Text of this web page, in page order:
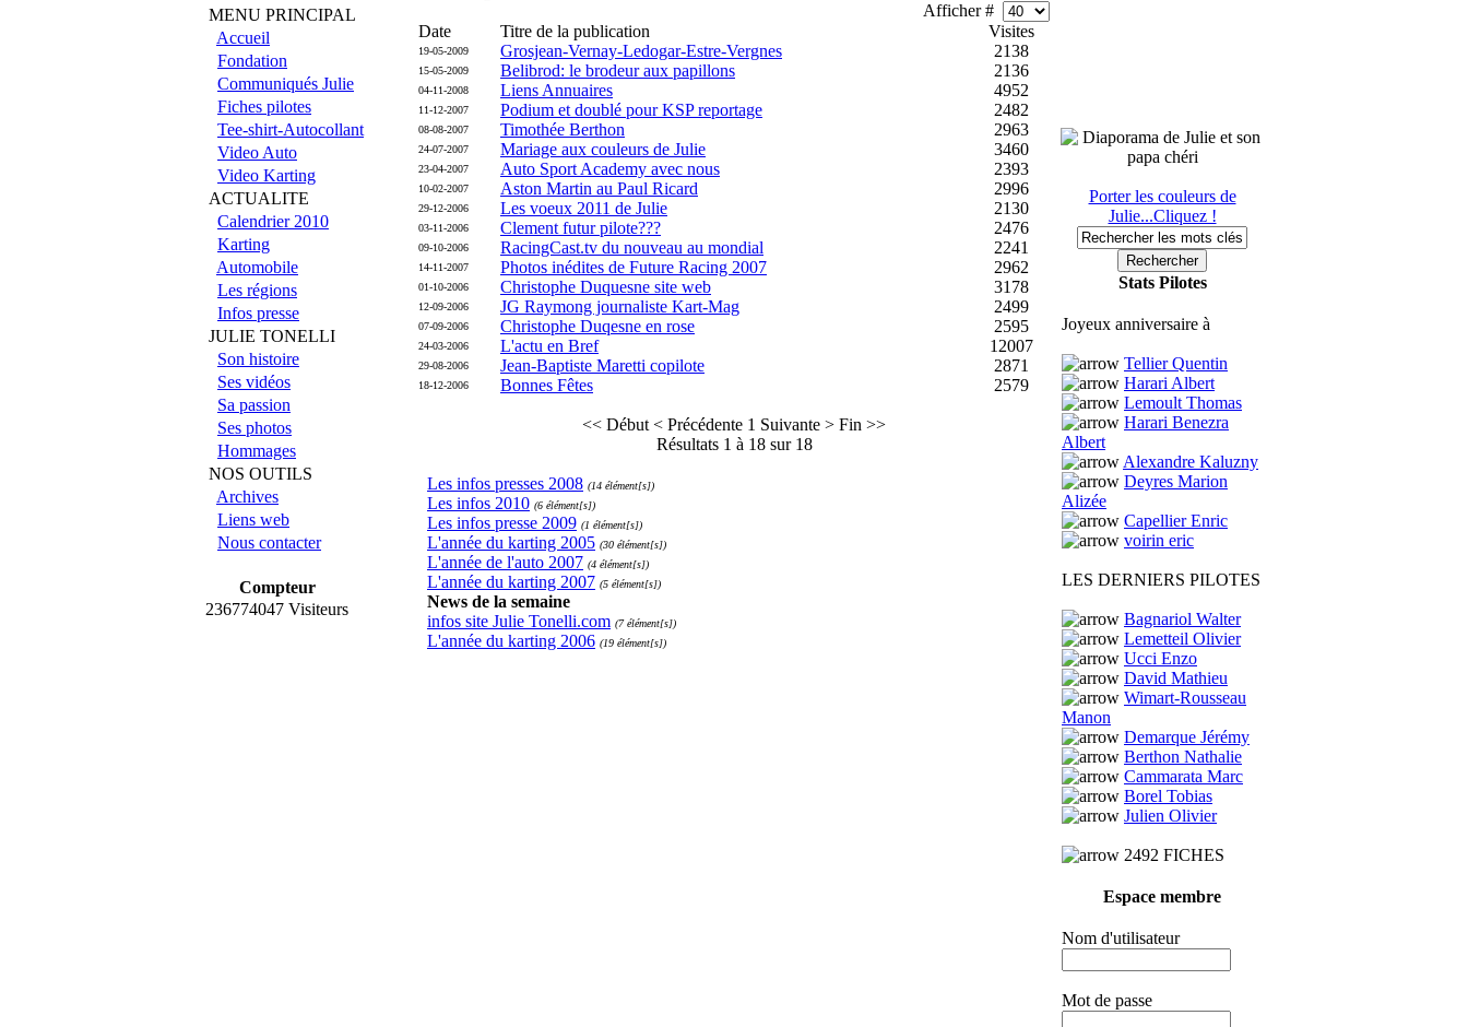
MENU PRINCIPAL
Accueil
Fondation
Communiqués Julie
Fiches pilotes
Tee-shirt-Autocollant
Video Auto
Video Karting
ACTUALITE
Calendrier 2010
Karting
Automobile
Les régions
Infos presse
JULIE TONELLI
Son histoire
Ses vidéos
Sa passion
Ses photos
Hommages
NOS OUTILS
Archives
Liens web
Nous contacter
Compteur
236774047 Visiteurs
Afficher #
Date
Titre de la publication Visites
19-05-2009 Grosjean-Vernay-Ledogar-Estre-Vergnes 2138
15-05-2009 Belibrod: le brodeur aux papillons 2136
04-11-2008 Liens Annuaires 4952
11-12-2007 Podium et doublé pour KSP reportage 2482
08-08-2007 Timothée Berthon 2963
24-07-2007 Mariage aux couleurs de Julie 3460
23-04-2007 Auto Sport Academy avec nous 2393
10-02-2007 Aston Martin au Paul Ricard 2996
29-12-2006 Les voeux 2011 de Julie 2130
03-11-2006 Clement futur pilote??? 2476
09-10-2006 RacingCast.tv du nouveau au mondial 2241
14-11-2007 Photos inédites de Future Racing 2007 2962
01-10-2006 Christophe Duquesne site web 3178
12-09-2006 JG Raymong journaliste Kart-Mag 2499
07-09-2006 Christophe Duqesne en rose 2595
24-03-2006 L'actu en Bref 12007
29-08-2006 Jean-Baptiste Maretti copilote 2871
18-12-2006 Bonnes Fêtes 2579
<< Début < Précédente 1 Suivante > Fin >>
Résultats 1 à 18 sur 18
Les infos presses 2008 (14 élément[s])
Les infos 2010 (6 élément[s])
Les infos presse 2009 (1 élément[s])
L'année du karting 2005 (30 élément[s])
L'année de l'auto 2007 (4 élément[s])
L'année du karting 2007 (5 élément[s])
News de la semaine
infos site Julie Tonelli.com (7 élément[s])
L'année du karting 2006 (19 élément[s])
Porter les couleurs de
Julie...Cliquez !
Stats Pilotes
Joyeux anniversaire à
Tellier Quentin
Harari Albert
Lemoult Thomas
Harari Benezra
Albert
Alexandre Kaluzny
Deyres Marion
Alizée
Capellier Enric
voirin eric
LES DERNIERS PILOTES
Bagnariol Walter
Lemetteil Olivier
Ucci Enzo
David Mathieu
Wimart-Rousseau
Manon
Demarque Jérémy
Berthon Nathalie
Cammarata Marc
Borel Tobias
Julien Olivier
2492 FICHES
Espace membre
Nom d'utilisateur
Mot de passe